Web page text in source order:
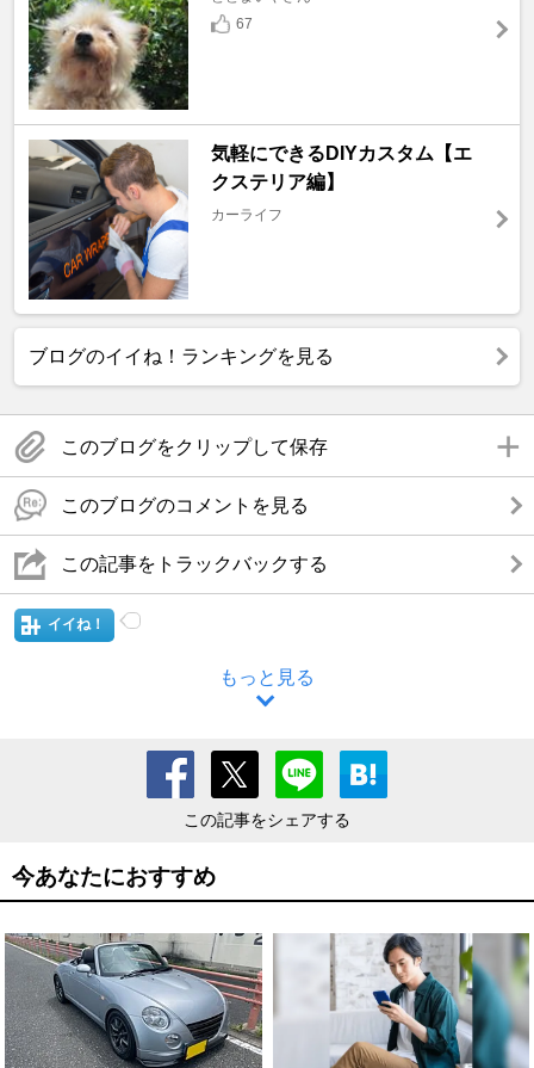
67
気軽にできるDIYカスタム【エ
クステリア編】
カーライフ
ブログのイイね！ランキングを見る
このブログをクリップして保存
このブログのコメントを見る
この記事をトラックバックする
イイね！
もっと見る
この記事をシェアする
今あなたにおすすめ